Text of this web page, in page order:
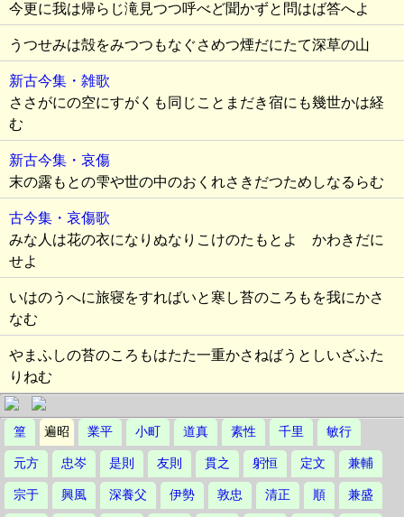
今更に我は帰らじ滝見つつ呼べど聞かずと問はば答へよ
うつせみは殻をみつつもなぐさめつ煙だにたて深草の山
新古今集・雑歌
ささがにの空にすがくも同じことまだき宿にも幾世かは経
む
新古今集・哀傷
末の露もとの雫や世の中のおくれさきだつためしなるらむ
古今集・哀傷歌
みな人は花の衣になりぬなりこけのたもとよ かわきだに
せよ
いはのうへに旅寝をすればいと寒し苔のころもを我にかさ
なむ
やまふしの苔のころもはたた一重かさねばうとしいざふた
りねむ
篁 遍昭 業平 小町 道真 素性 千里 敏行
元方 忠岑 是則 友則 貫之 躬恒 定文 兼輔
宗于 興風 深養父 伊勢 敦忠 清正 順 兼盛